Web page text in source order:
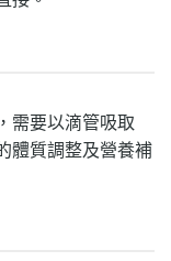
需要以滴管吸取
體質調整及營養補